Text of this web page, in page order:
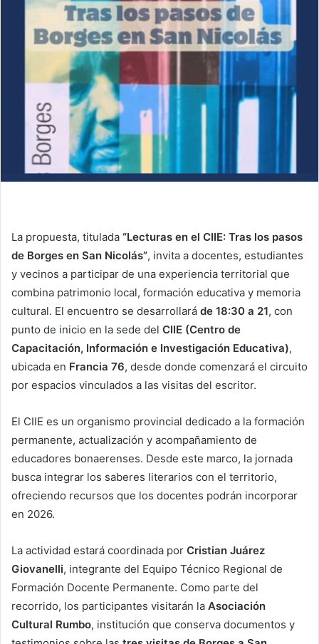
La propuesta, titulada “Lecturas en el CIIE: Tras los pasos
de Borges en San Nicolás”, invita a docentes, estudiantes
y vecinos a participar de una experiencia territorial que
combina patrimonio local, formación educativa y memoria
cultural. El encuentro se desarrollará de 18:30 a 21, con
punto de inicio en la sede del CIIE (Centro de
Capacitación, Información e Investigación Educativa),
ubicada en Francia 76, desde donde comenzará el circuito
por espacios vinculados a las visitas del escritor.
El CIIE es un organismo provincial dedicado a la formación
permanente, actualización y acompañamiento de
educadores bonaerenses. Desde este marco, la jornada
busca integrar los saberes literarios con el territorio,
ofreciendo recursos que los docentes podrán incorporar
en 2026.
La actividad estará coordinada por Cristian Juárez
Giovanelli, integrante del Equipo Técnico Regional de
Formación Docente Permanente. Como parte del
recorrido, los participantes visitarán la Asociación
Cultural Rumbo, institución que conserva documentos y